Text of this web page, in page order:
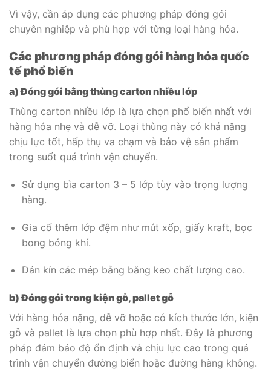
Vì vậy, cần áp dụng các phương pháp đóng gói
chuyên nghiệp và phù hợp với từng loại hàng hóa.
Các phương pháp đóng gói hàng hóa quốc
tế phổ biến
a) Đóng gói bằng thùng carton nhiều lớp
Thùng carton nhiều lớp là lựa chọn phổ biến nhất với
hàng hóa nhẹ và dễ vỡ. Loại thùng này có khả năng
chịu lực tốt, hấp thụ va chạm và bảo vệ sản phẩm
trong suốt quá trình vận chuyển.
Sử dụng bìa carton 3 – 5 lớp tùy vào trọng lượng
hàng.
Gia cố thêm lớp đệm như mút xốp, giấy kraft, bọc
bong bóng khí.
Dán kín các mép bằng băng keo chất lượng cao.
b) Đóng gói trong kiện gỗ, pallet gỗ
Với hàng hóa nặng, dễ vỡ hoặc có kích thước lớn, kiện
gỗ và pallet là lựa chọn phù hợp nhất. Đây là phương
pháp đảm bảo độ ổn định và chịu lực cao trong quá
trình vận chuyển đường biển hoặc đường hàng không.